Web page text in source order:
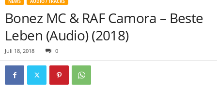
Bonez MC & RAF Camora – Beste
Leben (Audio) (2018)
Juli 18, 2018 0